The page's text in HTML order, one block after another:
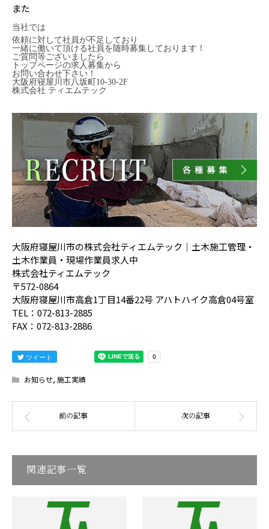
また
当社では
依頼に対して社員が不足しており
一緒に働いて頂ける社員を随時募集しております！
ご質問等ございましたら
トップページの求人募集から
お問い合わせ下さい！
大阪府寝屋川市八坂町10-30-2F
株式会社 ティエムテック
大阪府寝屋川市の株式会社ティエムテック｜土木施工管理・
土木作業員・現場作業員求人中
株式会社ティエムテック
〒572-0864
大阪府寝屋川市高倉1丁目14番22号 アハトハイク高倉04号室
TEL：072-813-2885
FAX：072-813-2886
ツイート
お知らせ, 施工実績
関連記事一覧